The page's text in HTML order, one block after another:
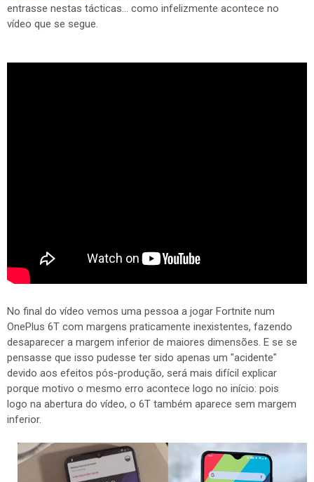
entrasse nestas tácticas... como infelizmente acontece no
vídeo que se segue.
No final do vídeo vemos uma pessoa a jogar Fortnite num
OnePlus 6T com margens praticamente inexistentes, fazendo
desaparecer a margem inferior de maiores dimensões. E se se
pensasse que isso pudesse ter sido apenas um "acidente"
devido aos efeitos pós-produção, será mais difícil explicar
porque motivo o mesmo erro acontece logo no início: pois
logo na abertura do vídeo, o 6T também aparece sem margem
inferior.